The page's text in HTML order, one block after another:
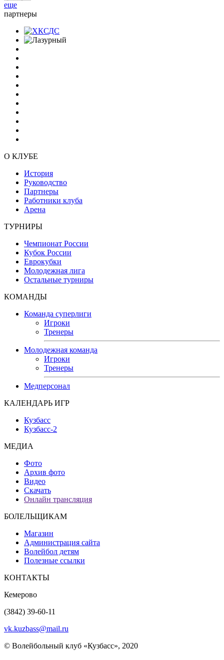
еще
партнеры
О КЛУБЕ
История
Руководство
Партнеры
Работники клуба
Арена
ТУРНИРЫ
Чемпионат России
Кубок России
Еврокубки
Молодежная лига
Остальные турниры
КОМАНДЫ
Команда суперлиги
Игроки
Тренеры
Молодежная команда
Игроки
Тренеры
Медперсонал
КАЛЕНДАРЬ ИГР
Кузбасс
Кузбасс-2
МЕДИА
Фото
Архив фото
Видео
Скачать
Онлайн трансляция
БОЛЕЛЬЩИКАМ
Магазин
Администрация сайта
Волейбол детям
Полезные ссылки
КОНТАКТЫ
Кемерово
(3842) 39-60-11
vk.kuzbass@mail.ru
© Волейбольный клуб «Кузбасс», 2020